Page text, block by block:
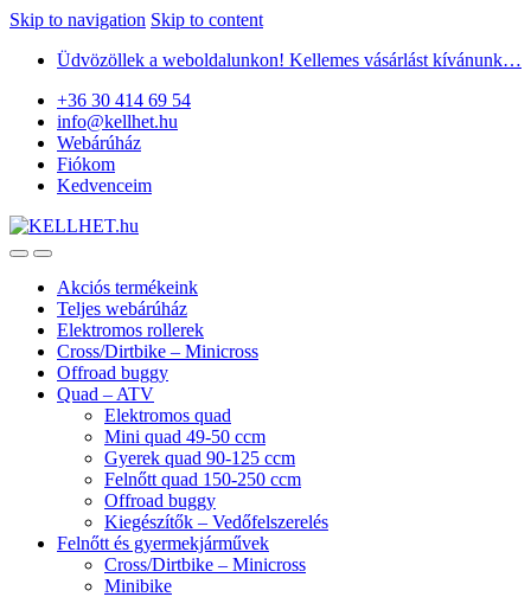
Skip to navigation Skip to content
Üdvözöllek a weboldalunkon! Kellemes vásárlást kívánunk…
+36 30 414 69 54
info@kellhet.hu
Webárúház
Fiókom
Kedvenceim
Akciós termékeink
Teljes webárúház
Elektromos rollerek
Cross/Dirtbike – Minicross
Offroad buggy
Quad – ATV
Elektromos quad
Mini quad 49-50 ccm
Gyerek quad 90-125 ccm
Felnőtt quad 150-250 ccm
Offroad buggy
Kiegészítők – Vedőfelszerelés
Felnőtt és gyermekjárművek
Cross/Dirtbike – Minicross
Minibike